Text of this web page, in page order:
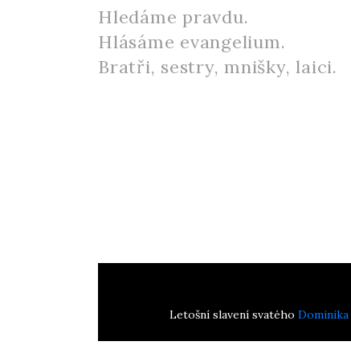
Hledáme pravdu.
Hlásáme evangelium.
Bratři, sestry, mnišky, laici.
Letošní slavení svatého Dominika